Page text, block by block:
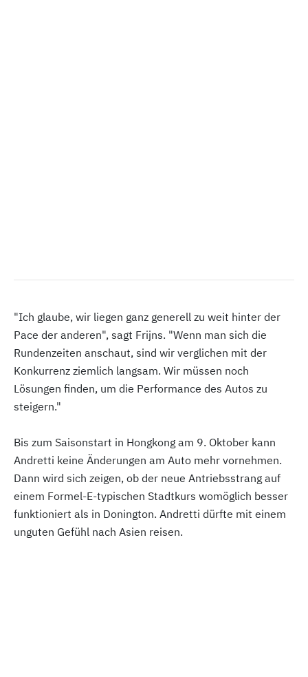
"Ich glaube, wir liegen ganz generell zu weit hinter der
Pace der anderen", sagt Frijns. "Wenn man sich die
Rundenzeiten anschaut, sind wir verglichen mit der
Konkurrenz ziemlich langsam. Wir müssen noch
Lösungen finden, um die Performance des Autos zu
steigern."
Bis zum Saisonstart in Hongkong am 9. Oktober kann
Andretti keine Änderungen am Auto mehr vornehmen.
Dann wird sich zeigen, ob der neue Antriebsstrang auf
einem Formel-E-typischen Stadtkurs womöglich besser
funktioniert als in Donington. Andretti dürfte mit einem
unguten Gefühl nach Asien reisen.